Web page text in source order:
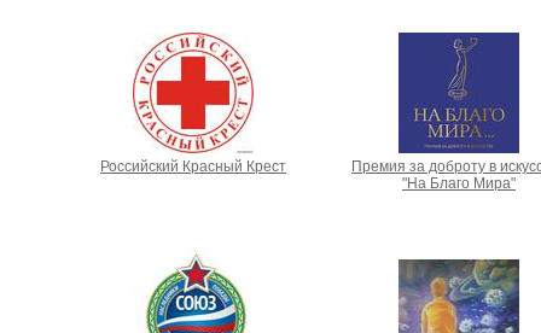
Российский Красный Крест
Премия за доброту в
"На Благо Мира"